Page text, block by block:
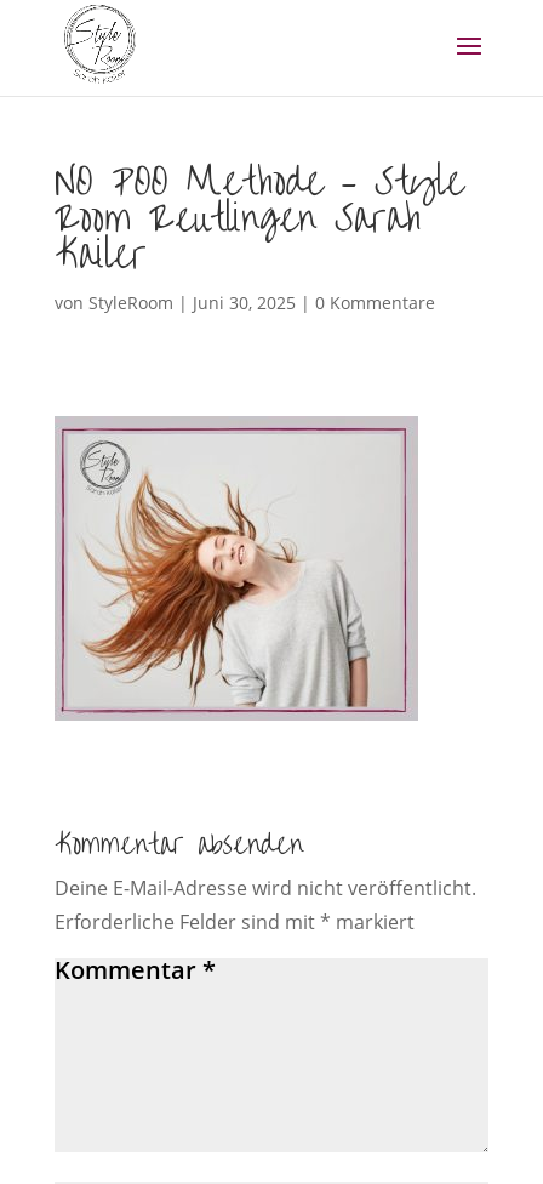
NO POO Methode – Style
Room Reutlingen Sarah
Kailer
von StyleRoom | Juni 30, 2025 | 0 Kommentare
Kommentar absenden
Deine E-Mail-Adresse wird nicht veröffentlicht.
Erforderliche Felder sind mit* markiert